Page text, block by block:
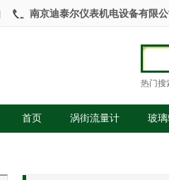
南京迪泰尔仪表机电设备有限
热门搜
首页 涡街流量计 玻